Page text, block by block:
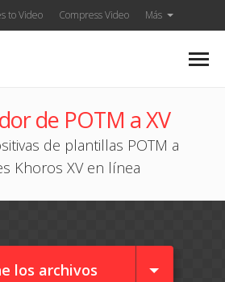
to Video Compress Video Más
de POTM a XV
de plantillas POTM a
Khoros XV en línea
los archivos